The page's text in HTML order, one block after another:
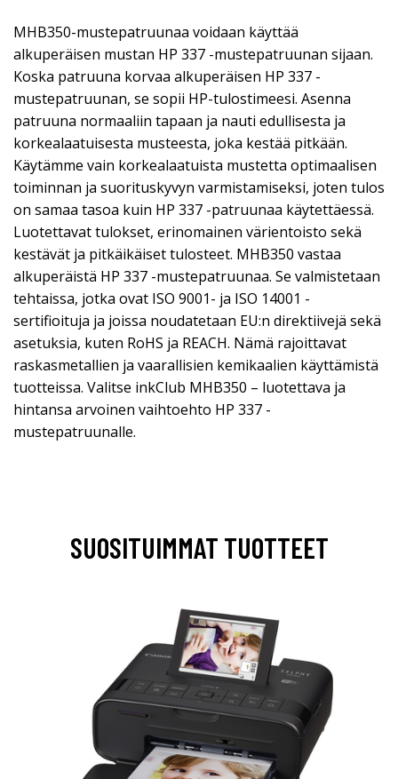
MHB350-mustepatruunaa voidaan käyttää
alkuperäisen mustan HP 337 -mustepatruunan sijaan.
Koska patruuna korvaa alkuperäisen HP 337 -
mustepatruunan, se sopii HP-tulostimeesi. Asenna
patruuna normaaliin tapaan ja nauti edullisesta ja
korkealaatuisesta musteesta, joka kestää pitkään.
Käytämme vain korkealaatuista mustetta optimaalisen
toiminnan ja suorituskyvyn varmistamiseksi, joten tulos
on samaa tasoa kuin HP 337 -patruunaa käytettäessä.
Luotettavat tulokset, erinomainen värientoisto sekä
kestävät ja pitkäikäiset tulosteet. MHB350 vastaa
alkuperäistä HP 337 -mustepatruunaa. Se valmistetaan
tehtaissa, jotka ovat ISO 9001- ja ISO 14001 -
sertifioituja ja joissa noudatetaan EU:n direktiivejä sekä
asetuksia, kuten RoHS ja REACH. Nämä rajoittavat
raskasmetallien ja vaarallisien kemikaalien käyttämistä
tuotteissa. Valitse inkClub MHB350 – luotettava ja
hintansa arvoinen vaihtoehto HP 337 -
mustepatruunalle.
SUOSITUIMMAT TUOTTEET